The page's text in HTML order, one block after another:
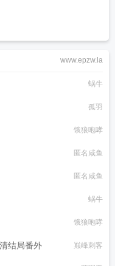
www.epzw.la
蜗牛
孤羽
饿狼咆哮
匿名咸鱼
匿名咸鱼
蜗牛
饿狼咆哮
结局番外 巅峰刺客